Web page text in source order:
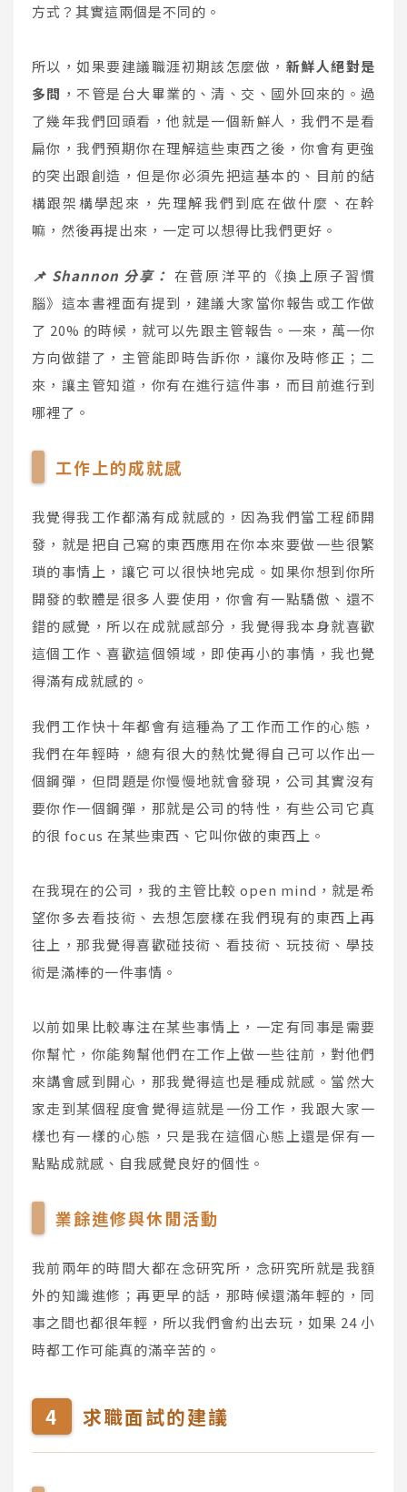
方式？其實這兩個是不同的。
所以，如果要建議職涯初期該怎麼做， 新鮮人絕對是
多問 ，不管是台大畢業的、清、交、國外回來的。過
了幾年我們回頭看，他就是一個新鮮人，我們不是看
扁你，我們預期你在理解這些東西之後，你會有更強
的突出跟創造，但是你必須先把這基本的、目前的結
構跟架構學起來，先理解我們到底在做什麼、在幹
嘛，然後再提出來，一定可以想得比我們更好。
📌 Shannon 分享： 在菅原洋平的《換上原子習慣
腦》這本書裡面有提到，建議大家當你報告或工作做
了 20% 的時候，就可以先跟主管報告。一來，萬一你
方向做錯了，主管能即時告訴你，讓你及時修正；二
來，讓主管知道，你有在進行這件事，而目前進行到
哪裡了。
工作上的成就感
我覺得我工作都滿有成就感的，因為我們當工程師開
發，就是把自己寫的東西應用在你本來要做一些很繁
瑣的事情上，讓它可以很快地完成。如果你想到你所
開發的軟體是很多人要使用，你會有一點驕傲、還不
錯的感覺，所以在成就感部分，我覺得我本身就喜歡
這個工作、喜歡這個領域，即使再小的事情，我也覺
得滿有成就感的。
我們工作快十年都會有這種為了工作而工作的心態，
我們在年輕時，總有很大的熱忱覺得自己可以作出一
個鋼彈，但問題是你慢慢地就會發現，公司其實沒有
要你作一個鋼彈，那就是公司的特性，有些公司它真
的很 focus 在某些東西、它叫你做的東西上。
在我現在的公司，我的主管比較 open mind，就是希
望你多去看技術、去想怎麼樣在我們現有的東西上再
往上，那我覺得喜歡碰技術、看技術、玩技術、學技
術是滿棒的一件事情。
以前如果比較專注在某些事情上，一定有同事是需要
你幫忙，你能夠幫他們在工作上做一些往前，對他們
來講會感到開心，那我覺得這也是種成就感。當然大
家走到某個程度會覺得這就是一份工作，我跟大家一
樣也有一樣的心態，只是我在這個心態上還是保有一
點點成就感、自我感覺良好的個性。
業餘進修與休閒活動
我前兩年的時間大都在念研究所，念研究所就是我額
外的知識進修；再更早的話，那時候還滿年輕的，同
事之間也都很年輕，所以我們會約出去玩，如果 24 小
時都工作可能真的滿辛苦的。
求職面試的建議